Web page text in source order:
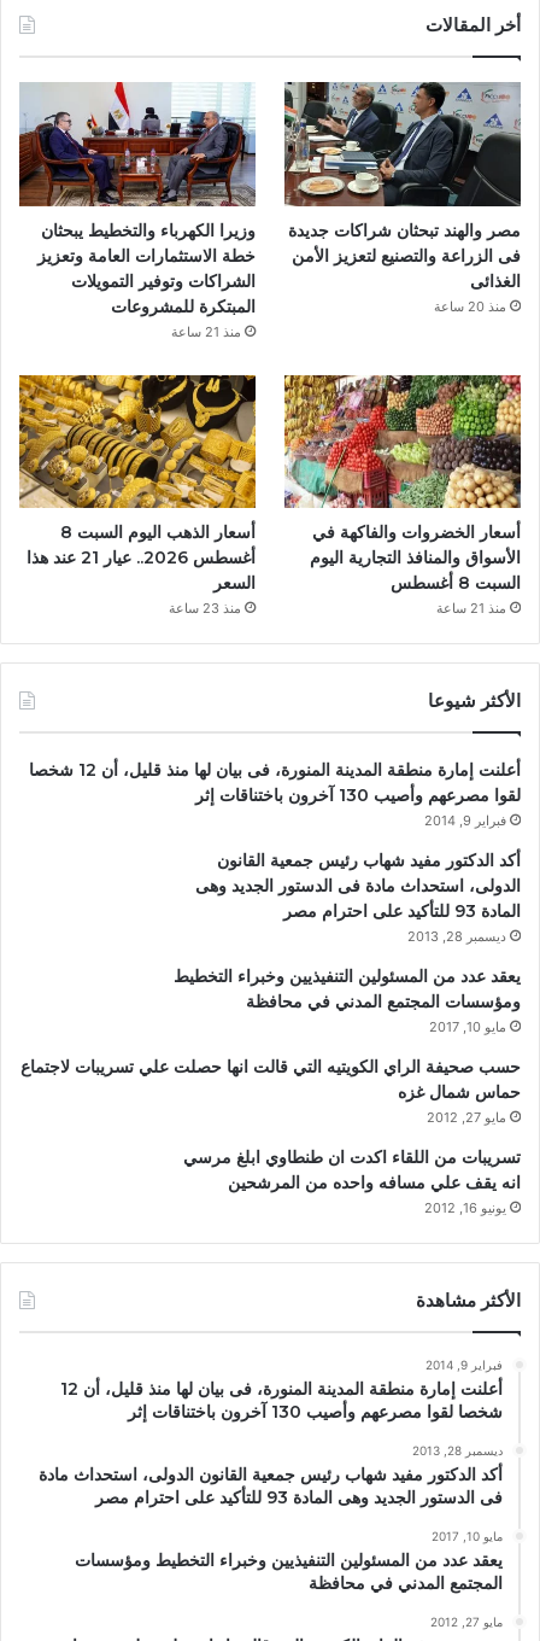
و
ك
أخر المقالات
مصر والهند تبحثان شراكات جديدة
فى الزراعة والتصنيع لتعزيز الأمن
الغذائى
منذ 20 ساعة
وزيرا الكهرباء والتخطيط يبحثان
خطة الاستثمارات العامة وتعزيز
الشراكات وتوفير التمويلات
المبتكرة للمشروعات
منذ 21 ساعة
أسعار الخضروات والفاكهة في
الأسواق والمنافذ التجارية اليوم
السبت 8 أغسطس
منذ 21 ساعة
أسعار الذهب اليوم السبت 8
أغسطس 2026.. عيار 21 عند هذا
السعر
منذ 23 ساعة
الأكثر شيوعا
أعلنت إمارة منطقة المدينة المنورة، فى بيان لها منذ قليل، أن 12 شخصا
لقوا مصرعهم وأصيب 130 آخرون باختناقات إثر
فبراير 9, 2014
أكد الدكتور مفيد شهاب رئيس جمعية القانون
الدولى، استحداث مادة فى الدستور الجديد وهى
المادة 93 للتأكيد على احترام مصر
ديسمبر 28, 2013
يعقد عدد من المسئولين التنفيذيين وخبراء التخطيط
ومؤسسات المجتمع المدني في محافظة
مايو 10, 2017
حسب صحيفة الراي الكويتيه التي قالت انها حصلت علي تسريبات لاجتماع
حماس شمال غزه
مايو 27, 2012
تسريبات من اللقاء اكدت ان طنطاوي ابلغ مرسي
انه يقف علي مسافه واحده من المرشحين
يونيو 16, 2012
الأكثر مشاهدة
فبراير 9, 2014
أعلنت إمارة منطقة المدينة المنورة، فى بيان لها منذ قليل، أن 12
شخصا لقوا مصرعهم وأصيب 130 آخرون باختناقات إثر
ديسمبر 28, 2013
أكد الدكتور مفيد شهاب رئيس جمعية القانون الدولى، استحداث مادة
فى الدستور الجديد وهى المادة 93 للتأكيد على احترام مصر
مايو 10, 2017
يعقد عدد من المسئولين التنفيذيين وخبراء التخطيط ومؤسسات
المجتمع المدني في محافظة
مايو 27, 2012